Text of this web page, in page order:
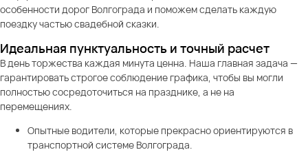
особенности дорог Волгограда и поможем сделать каждую
поездку частью свадебной сказки.
Идеальная пунктуальность и точный расчет
В день торжества каждая минута ценна. Наша главная задача —
гарантировать строгое соблюдение графика, чтобы вы могли
полностью сосредоточиться на празднике, а не на
перемещениях.
Опытные водители, которые прекрасно ориентируются в
транспортной системе Волгограда.